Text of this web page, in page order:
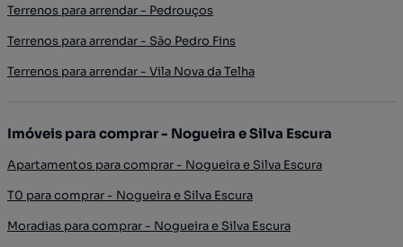
Terrenos para arrendar - Pedrouços
Terrenos para arrendar - São Pedro Fins
Terrenos para arrendar - Vila Nova da Telha
Imóveis para comprar - Nogueira e Silva Escura
Apartamentos para comprar - Nogueira e Silva Escura
T0 para comprar - Nogueira e Silva Escura
Moradias para comprar - Nogueira e Silva Escura